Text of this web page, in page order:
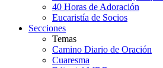
40 Horas de Adoración
Eucaristía de Socios
Secciones
Temas
Camino Diario de Oración
Cuaresma